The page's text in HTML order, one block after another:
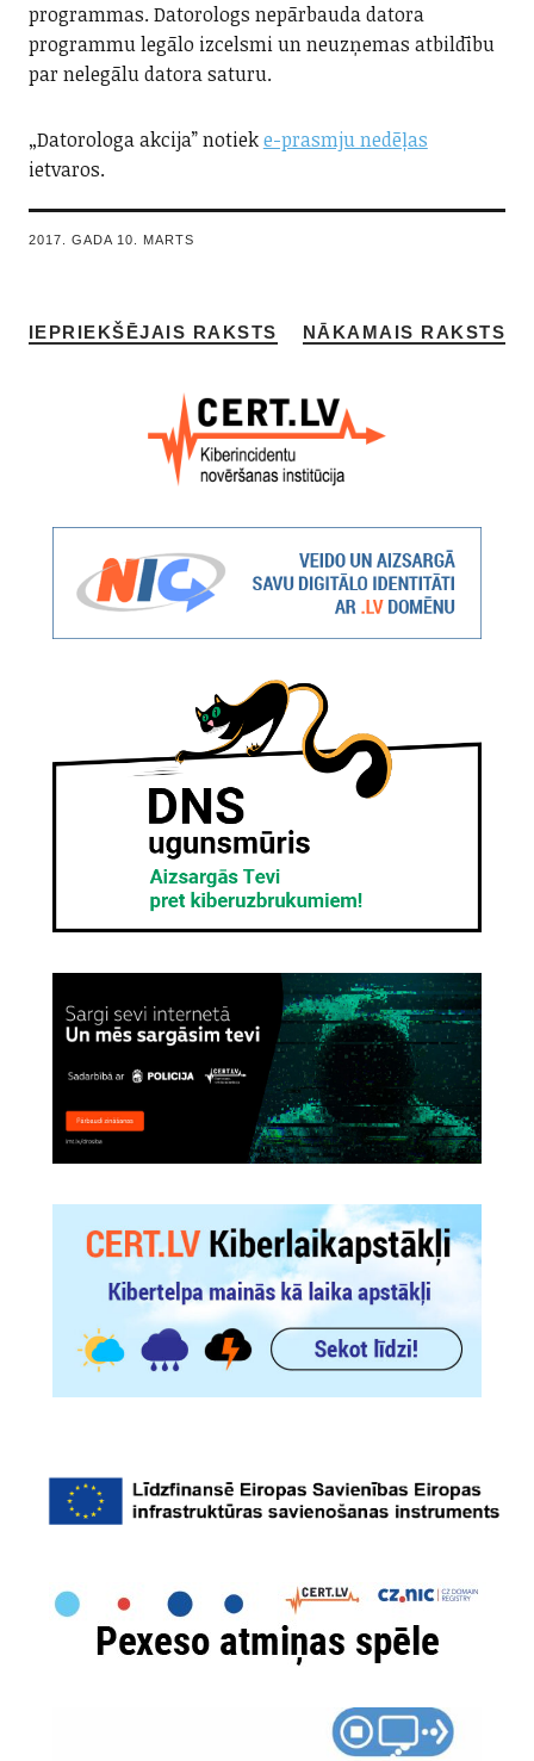
programmas. Datorologs nepārbauda datora
programmu legālo izcelsmi un neuzņemas atbildību
par nelegālu datora saturu.
„Datorologa akcija” notieke-prasmju nedēļas
ietvaros.
2017. GADA 10. MARTS
IEPRIEKŠĒJAIS RAKSTS NĀKAMAIS RAKSTS